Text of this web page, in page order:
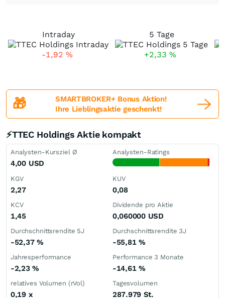
Intraday
-1,92 %
5 Tage
+2,33 %
🎁
SMARTBROKER+ Bonus Aktion!
Ihre Lieblingsaktie geschenkt!
⚡TTEC Holdings Aktie kompakt
Analysten-Kursziel Ø
4,00 USD
Analysten-Ratings
KGV
2,27
KUV
0,08
KCV
1,45
Dividende pro Aktie
0,060000 USD
Durchschnittsrendite 5J
-52,37 %
Durchschnittsrendite 3J
-55,81 %
Jahresperformance
-2,23%
Performance 3 Monate
-14,61 %
relatives Volumen (rVol)
0,19 x
Tagesvolumen
287.979 St.